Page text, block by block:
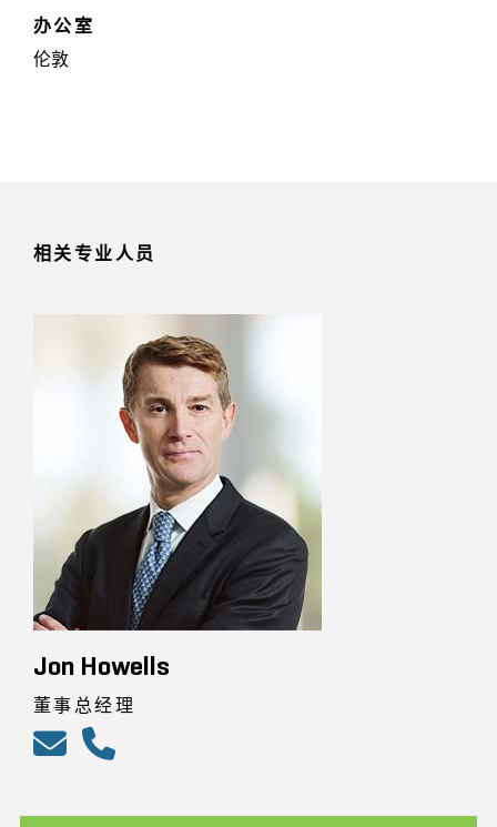
办公室
伦敦
相关专业人员
Jon Howells
董事总经理